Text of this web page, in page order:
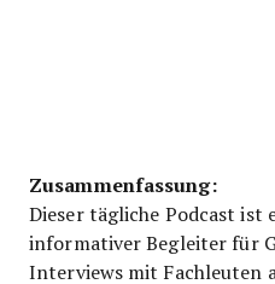
Zusammenfassung:
Dieser tägliche Podcast ist
informativer Begleiter für
Interviews mit Fachleuten